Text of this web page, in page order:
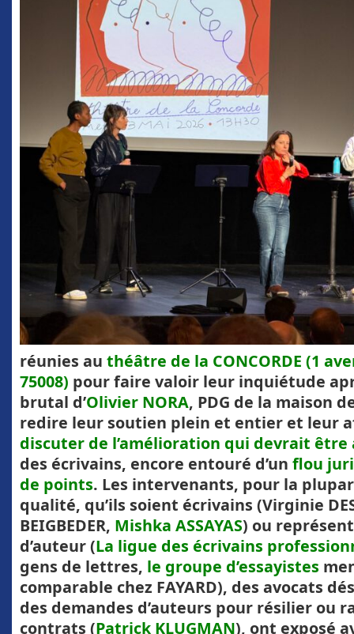
réunies au théâtre de la CONCORDE (1
75008) pour faire valoir leur inquiétude
brutal d’Olivier NORA, PDG de la maison
redire leur soutien plein et entier et leur
discuter de l’amélioration qui devrait
des écrivains, encore entouré d’un flou
de points. Les intervenants, pour la
qualité, qu’ils soient écrivains (Virginie
BEIGBEDER, Mishka ASSAYAS) ou
d’auteur (La ligue des écrivains
gens de lettres, le groupe d’essayistes
comparable chez FAYARD), des avocats
des demandes d’auteurs pour résilier ou
contrats (Patrick KLUGMAN), ont exposé